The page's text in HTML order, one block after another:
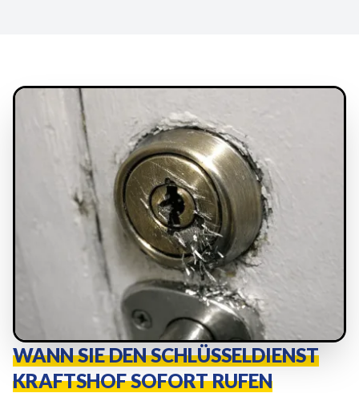
WANN SIE DEN SCHLÜSSELDIENST
KRAFTSHOF SOFORT RUFEN